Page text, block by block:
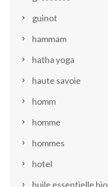
guinot
hammam
hatha yoga
haute savoie
homm
homme
hommes
hotel
huile essentielle bio